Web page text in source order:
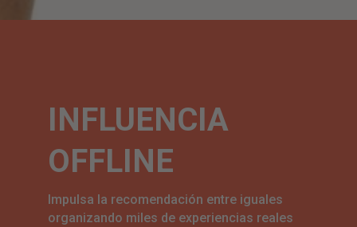
INFLUENCIA
OFFLINE
Impulsa la recomendación entre iguales
organizando miles de experiencias reales